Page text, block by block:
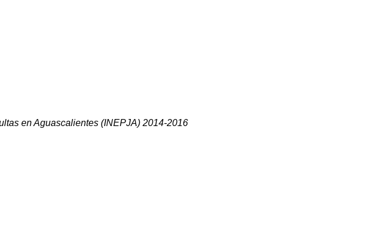
en Aguascalientes (INEPJA) 2014-2016